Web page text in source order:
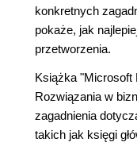
konkretnych
pokaże, jak
przetworzenia.
Książka "Microsoft
Rozwiązania w
zagadnienia
takich jak księgi